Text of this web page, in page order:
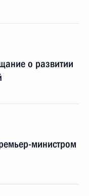
о развитии
министром